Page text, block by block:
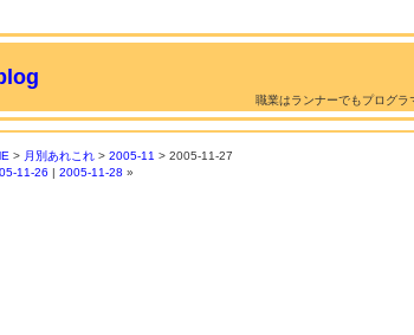
職業はランナーでもプログラ
> 月別あれこれ > 2005-11 > 2005-11-27
11-26 | 2005-11-28 »